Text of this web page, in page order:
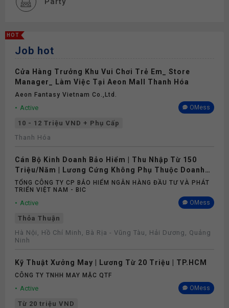
Đào tạo
Thưởng
Nghỉ phép
Bảo hiểm
Khám sức khỏe
HOT
Job hot
Cửa Hàng Trưởng Khu Vui Chơi Trẻ Em_ Store
Manager_ Làm Việc Tại Aeon Mall Thanh Hóa
Aeon Fantasy Vietnam Co.,ltd.
Active OMess
10 - 12 Triệu VND + Phụ Cấp
Thanh Hóa
Cán Bộ Kinh Doanh Bảo Hiểm | Thu Nhập Từ 150
Triệu/Năm | Lương Cứng Không Phụ Thuộc Doanh
Số
TỔNG CÔNG TY CP BẢO HIỂM NGÂN HÀNG ĐẦU TƯ VÀ PHÁT
TRIỂN VIỆT NAM - BIC
Active OMess
Thỏa Thuận
Hà Nội, Hồ Chí Minh, Bà Rịa - Vũng Tàu, Hải Dương, Quảng
Ninh
Kỹ Thuật Xưởng May | Lương Từ 20 Triệu | TP.HCM
CÔNG TY TNHH MAY MẶC QTF
Active OMess
Từ 20 triệu VND